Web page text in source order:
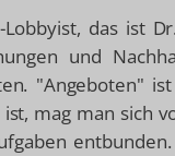
das ist
und
"Angeboten"
mag man sich